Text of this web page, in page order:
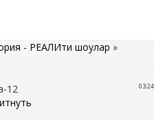
- РЕАЛИти шоулар »
03:24
12